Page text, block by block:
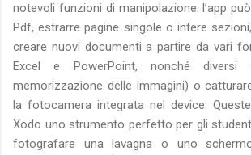
notevoli funzioni di manipolazione: l’app
Pdf, estrarre pagine singole o intere
creare nuovi documenti a partire da vari
Excel e PowerPoint, nonché
memorizzazione delle immagini) o
la fotocamera integrata nel device.
Xodo uno strumento perfetto per gli
fotografare una lavagna o uno